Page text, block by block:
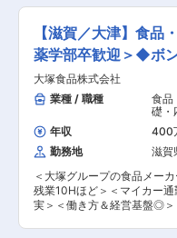
が、シフトなので、毎月10
毎月交代となります。シフ
を設けているため、体調管
とができます。 ■同社について：同社は東は宮城
県から西は鹿児島県まで1都
して、コカ・コーラ社製品
ラーです。日本のコカ・コ
の販売量を担う、国内最大の
ーであるとともに、世界に
ーラボトラーの中でも、売上
界でも有数の規模を誇りま
ービジネスを通じて各地域
着」と「顧客起点」を経営の
イオテクノロジーを活かし
す。 【活躍分野（例）】 医薬品、再生医療、バ
イオ、環境、化粧品・食品・健
ジェクト例＞ ・細胞培養、
遺伝子治療製品の品質管理
業務 他 ★豊富な案件があるため、多様な案件か
ら、あなたの可能性を広げ
す。 ■未経験でも安心の研修制度＜自社センター
で基礎からしっかり学べる
ンジニア講師による自社研
日間の長期研修。土台となる
でしっかりと身につけるこ
培養や細胞増殖、毒性試験
器具の操作習得を行います
った研修です。 ※その他、資格支援制度も用意。
当社が取得費用は全額負担します。 【
【滋賀／大津】食品
薬学部卒歓迎＞◆ボ
食品会社
大塚食品株式会社
業種 / 職種
食品
礎・
物
価試
年収 400
勤務地
滋賀
＜大塚グループの食品メー
残業10Hほど＞＜マイカー
実＞＜働き方＆経営基盤◎＞